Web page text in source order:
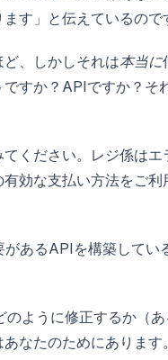
す」と伝えているので
、しかしそれは本当に
すか？APIですか？そ
ください。レジ係は
効な支払い方法をご
あるAPIを構築してい
ように修正するか（
なたのためにあります。